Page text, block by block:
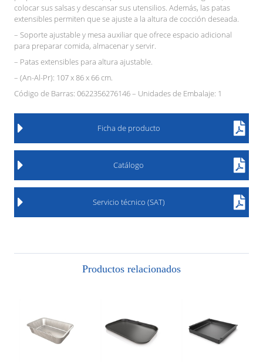
colocar sus salsas y descansar sus utensilios. Además, las patas
extensibles permiten que se ajuste a la altura de cocción deseada.
– Soporte ajustable y mesa auxiliar que ofrece espacio adicional
para preparar comida, almacenar y servir.
– Patas extensibles para altura ajustable.
– (An-Al-Pr): 107 x 86 x 66 cm.
Código de Barras: 0622356276146 – Unidades de Embalaje: 1
Ficha de producto
Catálogo
Servicio técnico (SAT)
Productos relacionados